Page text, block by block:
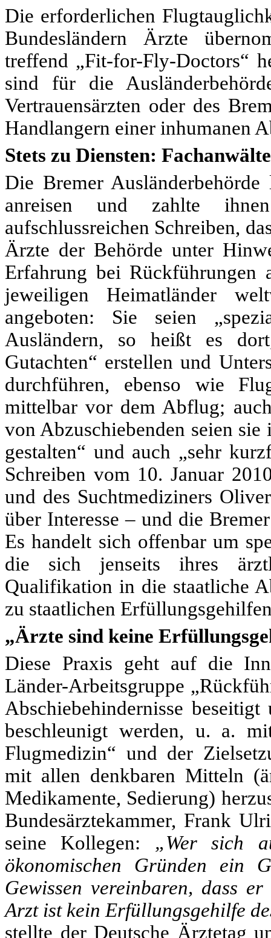
Die erforderlichen
Bundesländern Ärzte
treffend „Fit-for-Fly-Doctors“
sind für die
Vertrauensärzten oder des
Handlangern einer inhumanen
Stets zu Diensten:
Die Bremer
anreisen und zahlte
aufschlussreichen Schreiben,
Ärzte der Behörde unter
Erfahrung bei Rückführungen
jeweiligen Heimatländer
angeboten: Sie seien
Ausländern, so heißt es
Gutachten“ erstellen und
durchführen, ebenso wie
mittelbar vor dem Abflug;
von Abzuschiebenden seien
gestalten“ und auch „sehr
Schreiben vom 10. Januar
und des Suchtmediziners
über Interesse – und die
Es handelt sich offenbar um
die sich jenseits ihres
Qualifikation in die staatliche
zu staatlichen
„Ärzte sind keine
Diese Praxis geht auf die
Länder-Arbeitsgruppe
Abschiebehindernisse
beschleunigt werden, u. a.
Flugmedizin“ und der
mit allen denkbaren Mitteln
Medikamente, Sedierung)
Bundesärztekammer, Frank
seine Kollegen: „Wer sich
ökonomischen Gründen ein
Gewissen vereinbaren, dass
Arzt ist kein Erfüllungsgehilfe
stellte der Deutsche Ärztetag